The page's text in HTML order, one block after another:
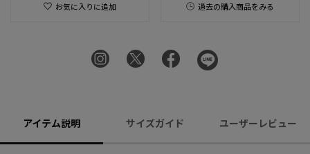
お気に入りに追加 過去の購入商品をみる
アイテム説明 サイズガイド ユーザーレビュー